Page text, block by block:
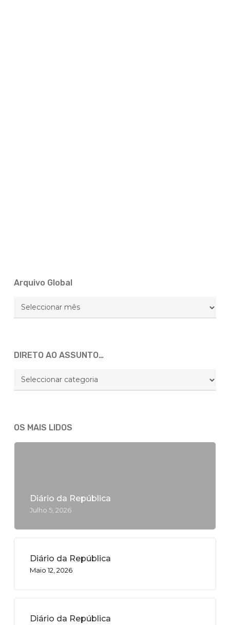
Arquivo Global
Arquivo
DIRETO AO ASSUNTO…
AO
ASSUNTO…
OS MAIS LIDOS
Diário da República
Julho 5, 2026
Diário da República
Maio 12, 2026
Diário da República